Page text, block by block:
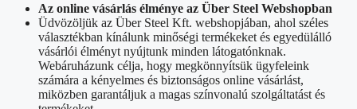
Az online vásárlás élménye az Über Steel Webshopban
Üdvözöljük az Über Steel Kft. webshopjában, ahol széles
választékban kínálunk minőségi termékeket és egyedülálló
vásárlói élményt nyújtunk minden látogatónknak.
Webáruházunk célja, hogy megkönnyítsük ügyfeleink
számára a kényelmes és biztonságos online vásárlást,
miközben garantáljuk a magas színvonalú szolgáltatást és